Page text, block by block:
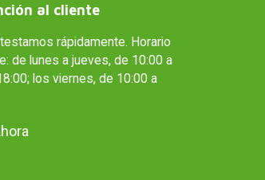
al cliente
rápidamente. Horario
de lunes a jueves, de 10:00 a
los viernes, de 10:00 a